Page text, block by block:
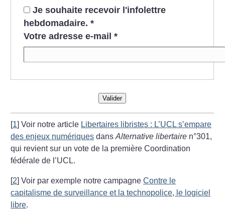
Je souhaite recevoir l'infolettre
hebdomadaire. *
Votre adresse e-mail *
Valider
[1]Voir notre article Libertaires libristes : L’UCL s’empare
des enjeux numériques dansAlternative libertaire n°301,
qui revient sur un vote de la première Coordination
fédérale de l’UCL.
[2]Voir par exemple notre campagneContre le
capitalisme de surveillance et la technopolice, le logiciel
libre.